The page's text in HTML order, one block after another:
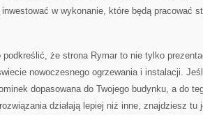
w wykonanie, które będą pracować
podkreślić, że strona Rymar to nie tylko
nowoczesnego ogrzewania i instalacji.
dopasowana do Twojego budynku, a do
działają lepiej niż inne, znajdziesz tu